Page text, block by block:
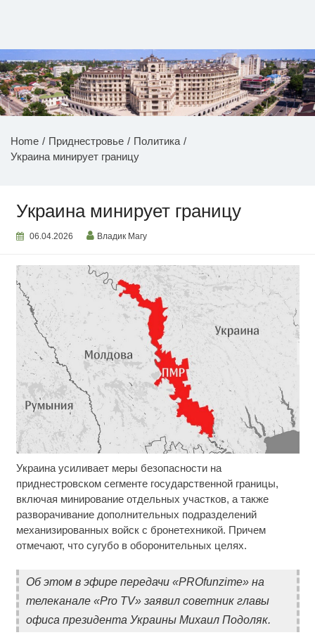
НОВОСТИ ПРИДНЕСТРОВЬЯ
Home Приднестровье
Политика
Украина минирует границу
Украина минирует границу
06.04.2026 Владик Магу
Украина усиливает меры безопасности на
приднестровском сегменте государственной границы,
включая минирование отдельных участков, а также
разворачивание дополнительных подразделений
механизированных войск с бронетехникой. Причем
отмечают, что сугубо в оборонительных целях.
Об этом в эфире передачи «PROfunzime» на
телеканале «Pro TV» заявил советник главы
офиса президента Украины Михаил Подоляк.
Скрытая камера на пляже Крыма: Что люди
вытворяют, когда их не видят...
Почему вы не сможете вернуть в магазин
купленный телевизор
Ролик длится пару секунд, но вы будете в шоке